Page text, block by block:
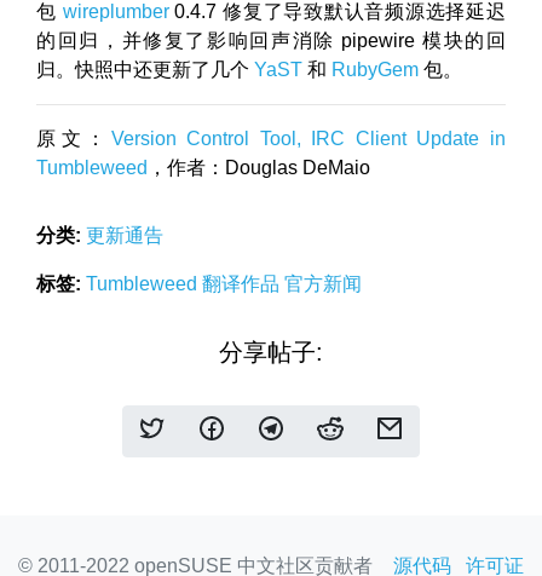
包 wireplumber0.4.7 修复了导致默认音频源选择延迟
的回归，并修复了影响回声消除 pipewire 模块的回
归。快照中还更新了几个 YaST 和 RubyGem 包。
原文： Version Control Tool, IRC Client Update in
Tumbleweed ，作者：Douglas DeMaio
分类: 更新通告
标签: Tumbleweed 翻译作品 官方新闻
分享帖子:
© 2011-2022 openSUSE 中文社区贡献者 源代码 许可证